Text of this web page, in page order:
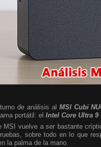
de análisis al MSI Cubi
portátil: el Intel Core Ultra 9
vuelve a ser bastante
sobre todo en lo que
la palma de la mano.